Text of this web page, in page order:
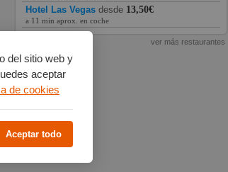
del sitio web y
aceptar
de cookies
Aceptar todo
Hotel Las Vegas desde 13,50€
a 11 min aprox. en coche
ver más restaurantes